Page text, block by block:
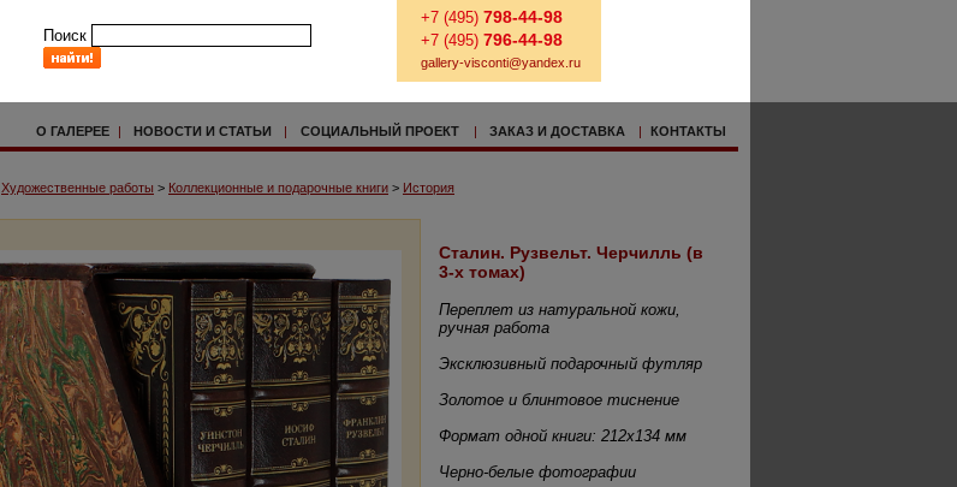
Поиск
+7 (495) 798-44-98
+7 (495) 796-44-98
gallery-visconti@yandex.ru
О ГАЛЕРЕЕ | НОВОСТИ И СТАТЬИ | СОЦИАЛЬНЫЙ ПРОЕКТ | ЗАКАЗ И ДОСТАВКА | КОНТАКТЫ
Художественные работы > Коллекционные и подарочные книги > История
Сталин. Рузвельт. Черчилль (в
3-х томах)
Переплет из натуральной кожи,
ручная работа
Эксклюзивный подарочный футляр
Золотое и блинтовое тиснение
Формат одной книги: 212х134 мм
Черно-белые фотографии